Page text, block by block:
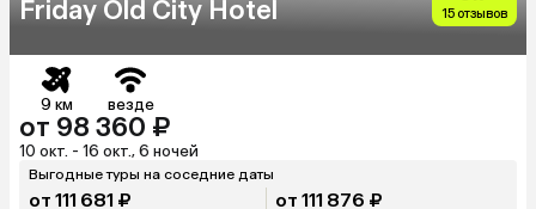
Friday Old City Hotel 15 отзывов
9 км везде
от 98 360 ₽
10 окт. - 16 окт., 6 ночей
Выгодные туры на соседние даты
от 111 681 ₽ от 111 876 ₽